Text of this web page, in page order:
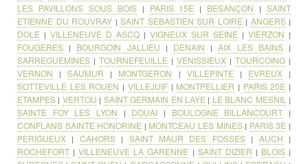
LES PAVILLONS SOUS BOIS| PARIS 15E | BESANÇON |SAINT
ETIENNE DU ROUVRAY | SAINT SEBASTIEN SUR LOIRE | ANGERS|
DOLE | VILLENEUVE D ASCQ | VIGNEUX SUR SEINE | VIERZON |
FOUGERES | BOURGOIN JALLIEU | DENAIN |AIX LES BAINS|
SARREGUEMINES | TOURNEFEUILLE | VENISSIEUX | TOURCOING |
VERNON |SAUMUR | MONTGERON | VILLEPINTE | EVREUX|
SOTTEVILLE LES ROUEN | VILLEJUIF| MONTPELLIER | PARIS 20E |
ETAMPES | VERTOU | SAINT GERMAIN EN LAYE | LE BLANC MESNIL |
SAINTE FOY LES LYON | DOUAI | BOULOGNE BILLANCOURT |
CONFLANS SAINTE HONORINE | MONTCEAU LES MINES| PARIS 3E |
PERIGUEUX | CAHORS| SAINT MAUR DES FOSSES| AUCH |
ROCHEFORT |VILLENEUVE LA GARENNE | SAINT DIZIER | BLOIS|